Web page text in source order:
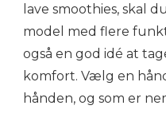
lave smoothies, skal
model med flere
også en god idé at
komfort. Vælg en
hånden, og som er